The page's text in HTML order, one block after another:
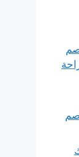
بـ15%خصم